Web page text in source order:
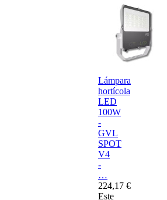
Lámpara
hortícola
LED
100W
-
GVL
SPOT
V4
-
…
224,17 €
Este